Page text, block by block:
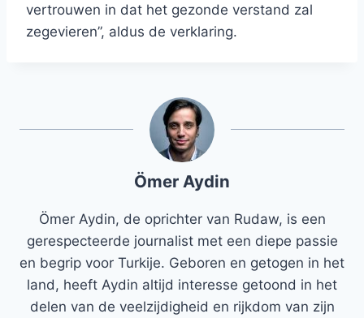
vertrouwen in dat het gezonde verstand zal
zegevieren”, aldus de verklaring.
Ömer Aydin
Ömer Aydin, de oprichter van Rudaw, is een
gerespecteerde journalist met een diepe passie
en begrip voor Turkije. Geboren en getogen in het
land, heeft Aydin altijd interesse getoond in het
delen van de veelzijdigheid en rijkdom van zijn